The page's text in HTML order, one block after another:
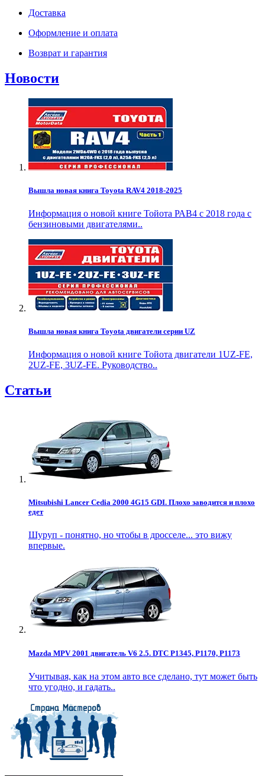
Доставка
Оформление и оплата
Возврат и гарантия
Новости
Вышла новая книга Toyota RAV4 2018-2025
Информация о новой книге Тойота РАВ4 с 2018 года с
бензиновыми двигателями..
Вышла новая книга Toyota двигатели серии UZ
Информация о новой книге Тойота двигатели 1UZ-FE,
2UZ-FE, 3UZ-FE. Руководство..
Статьи
Mitsubishi Lancer Cedia 2000 4G15 GDI. Плохо заводится и плохо
едет
Шуруп - понятно, но чтобы в дросселе... это вижу
впервые.
Mazda MPV 2001 двигатель V6 2.5. DTC P1345, P1170, P1173
Учитывая, как на этом авто все сделано, тут может быть
что угодно, и гадать..